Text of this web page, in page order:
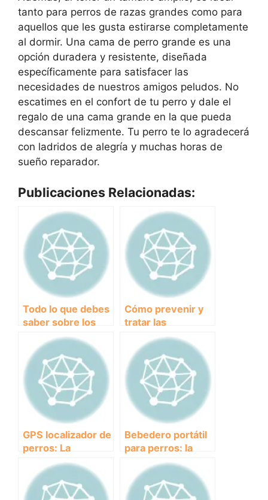
tanto para perros de razas grandes como para
aquellos que les gusta estirarse completamente
al dormir. Una cama de perro grande es una
opción duradera y resistente, diseñada
específicamente para satisfacer las
necesidades de nuestros amigos peludos. No
escatimes en el confort de tu perro y dale el
regalo de una cama grande en la que pueda
descansar felizmente. Tu perro te lo agradecerá
con ladridos de alegría y muchas horas de
sueño reparador.
Publicaciones Relacionadas:
Todo lo que debes
saber sobre los
piensos húmedos
para perros:
beneficios y
recomendaciones
Cómo prevenir y
tratar las
almohadillas secas
en perros.
GPS localizador de
perros: La
herramienta
imprescindible
para mantener a tu
Bebedero portátil
para perros: la
solución perfecta
para hidratar a tu
mascota en